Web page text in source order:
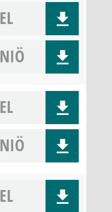
EL
NIÖ
EL
NIÖ
EL